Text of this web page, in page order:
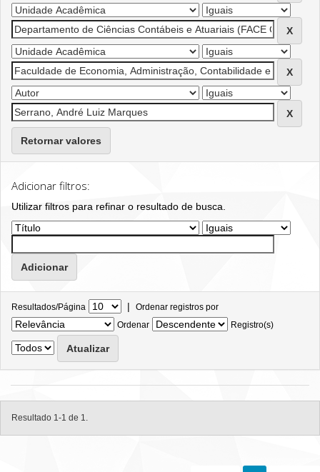
Retornar valores
Adicionar filtros:
Utilizar filtros para refinar o resultado de busca.
Resultados/Página | Ordenar registros por
Ordenar
Registro(s)
Resultado 1-1 de 1.